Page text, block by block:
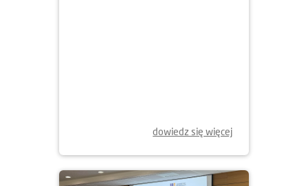
dowiedz się więcej